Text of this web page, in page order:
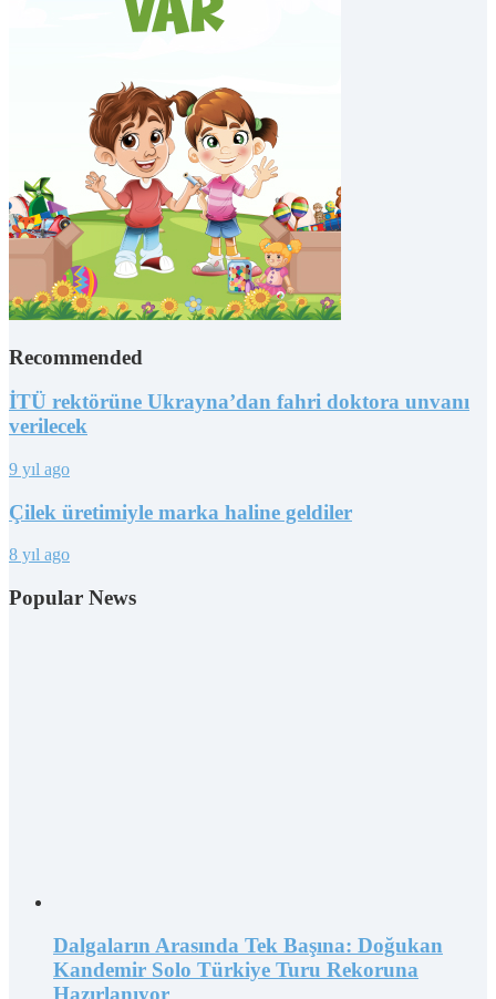
Recommended
İTÜ rektörüne Ukrayna’dan fahri doktora unvanı
verilecek
9 yıl ago
Çilek üretimiyle marka haline geldiler
8 yıl ago
Popular News
Dalgaların Arasında Tek Başına: Doğukan
Kandemir Solo Türkiye Turu Rekoruna
Hazırlanıyor